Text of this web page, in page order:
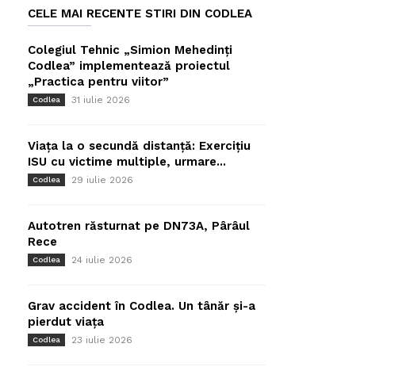
CELE MAI RECENTE STIRI DIN CODLEA
Colegiul Tehnic „Simion Mehedinți
Codlea” implementează proiectul
„Practica pentru viitor”
Codlea 31 iulie 2026
Viața la o secundă distanță: Exercițiu
ISU cu victime multiple, urmare...
Codlea 29 iulie 2026
Autotren răsturnat pe DN73A, Pârâul
Rece
Codlea 24 iulie 2026
Grav accident în Codlea. Un tânăr și-a
pierdut viața
Codlea 23 iulie 2026